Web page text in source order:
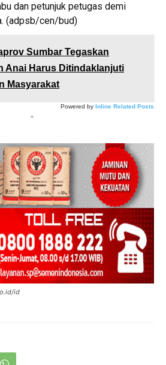
dan petunjuk petugas demi
(adpsb/cen/bud)
Sumbar Tegaskan
Anai Harus Ditindaklanjuti
Masyarakat
Powered by Inline Related Posts
*
id